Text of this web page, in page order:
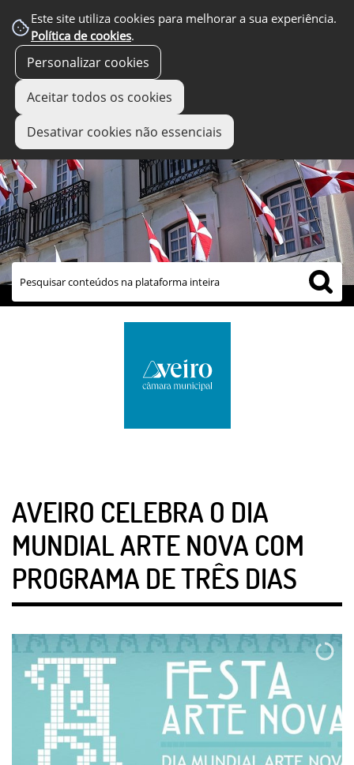
Este site utiliza cookies para melhorar a sua experiência.
Política de cookies.
Personalizar cookies
Aceitar todos os cookies
Desativar cookies não essenciais
links úteis
AVEIRO CELEBRA O DIA
MUNDIAL ARTE NOVA COM
PROGRAMA DE TRÊS DIAS